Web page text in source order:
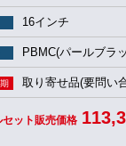
16インチ
PBMC(パールブラ
取り寄せ品(要問い
ット販売価格